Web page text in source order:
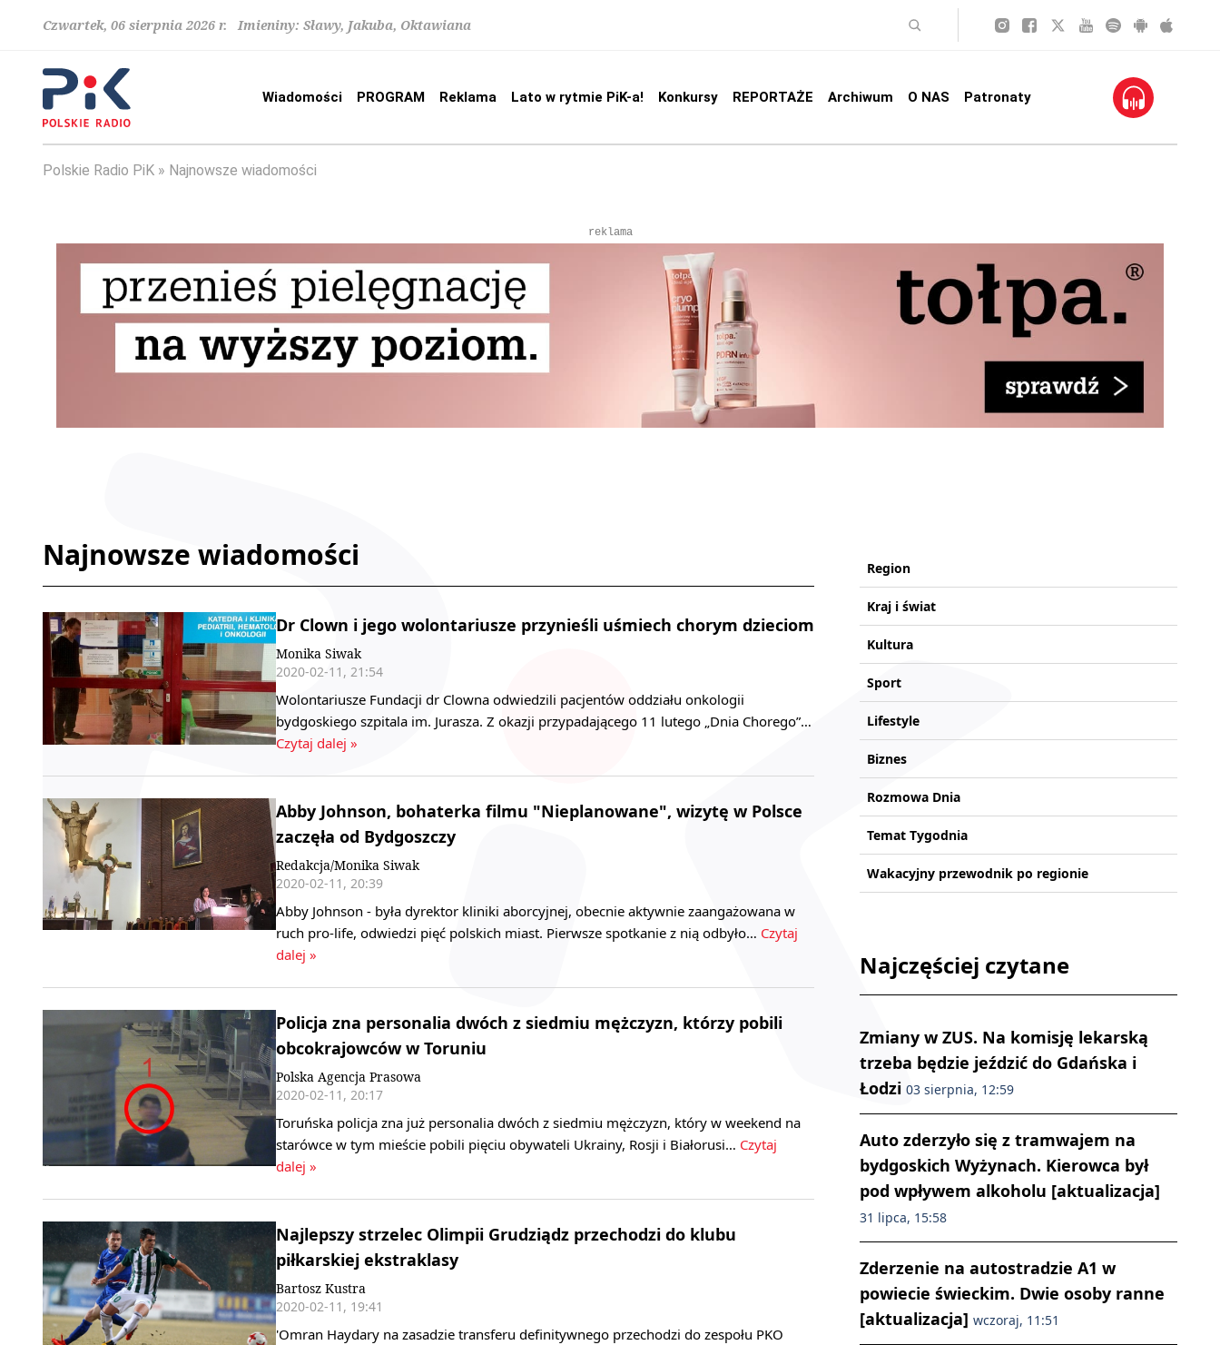
Czwartek, 06 sierpnia 2026 r. Imieniny: Sławy, Jakuba, Oktawiana
Wiadomości PROGRAM Reklama Lato w rytmie PiK-a! Konkursy REPORTAŻE Archiwum O NAS Patronaty
Polskie Radio PiK Najnowsze wiadomości
reklama
Najnowsze wiadomości
Dr Clown i jego wolontariusze przynieśli uśmiech chorym dzieciom
Monika Siwak
2020-02-11, 21:54
Wolontariusze Fundacji dr Clowna odwiedzili pacjentów oddziału onkologii
bydgoskiego szpitala im. Jurasza. Z okazji przypadającego 11 lutego „Dnia Chorego”…
Czytaj dalej »
Abby Johnson, bohaterka filmu "Nieplanowane", wizytę w Polsce
zaczęła od Bydgoszczy
Redakcja/Monika Siwak
2020-02-11, 20:39
Abby Johnson - była dyrektor kliniki aborcyjnej, obecnie aktywnie zaangażowana w
ruch pro-life, odwiedzi pięć polskich miast. Pierwsze spotkanie z nią odbyło… Czytaj
dalej »
Policja zna personalia dwóch z siedmiu mężczyzn, którzy pobili
obcokrajowców w Toruniu
Polska Agencja Prasowa
2020-02-11, 20:17
Toruńska policja zna już personalia dwóch z siedmiu mężczyzn, który w weekend na
starówce w tym mieście pobili pięciu obywateli Ukrainy, Rosji i Białorusi… Czytaj
dalej »
Najlepszy strzelec Olimpii Grudziądz przechodzi do klubu
piłkarskiej ekstraklasy
Bartosz Kustra
2020-02-11, 19:41
'Omran Haydary na zasadzie transferu definitywnego przechodzi do zespołu PKO
Region
Kraj i świat
Kultura
Sport
Lifestyle
Biznes
Rozmowa Dnia
Temat Tygodnia
Wakacyjny przewodnik po regionie
Najczęściej czytane
Zmiany w ZUS. Na komisję lekarską
trzeba będzie jeździć do Gdańska i
Łodzi 03 sierpnia, 12:59
Auto zderzyło się z tramwajem na
bydgoskich Wyżynach. Kierowca był
pod wpływem alkoholu [aktualizacja]
31 lipca, 15:58
Zderzenie na autostradzie A1 w
powiecie świeckim. Dwie osoby ranne
[aktualizacja] wczoraj, 11:51